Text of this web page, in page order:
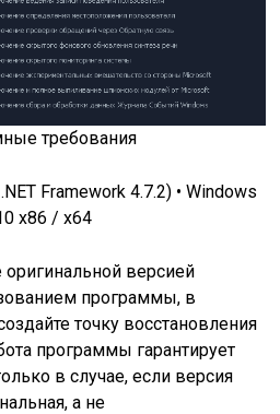
требования
Framework 4.7.2) • Windows
x86 / x64
версией
программы, в
точку восстановления
программы гарантирует
в случае, если версия
а не